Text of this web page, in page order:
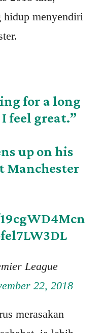
hidup menyendiri
for a long
feel great.”
up on his
Manchester
League
22, 2018
merasakan